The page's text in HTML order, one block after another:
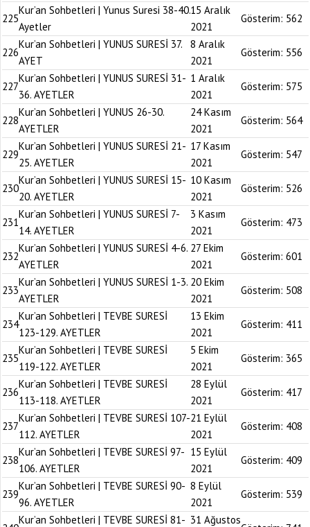
225
Kur’an Sohbetleri | Yunus Suresi 38-40.
Ayetler
15 Aralık
2021
Gösterim: 562
226
Kur’an Sohbetleri | YUNUS SURESİ 37.
AYET
8 Aralık
2021
Gösterim: 556
227
Kur’an Sohbetleri | YUNUS SURESİ 31-
36. AYETLER
1 Aralık
2021
Gösterim: 575
228
Kur’an Sohbetleri | YUNUS 26-30.
AYETLER
24 Kasım
2021
Gösterim: 564
229
Kur’an Sohbetleri | YUNUS SURESİ 21-
25. AYETLER
17 Kasım
2021
Gösterim: 547
230
Kur’an Sohbetleri | YUNUS SURESİ 15-
20. AYETLER
10 Kasım
2021
Gösterim: 526
231
Kur’an Sohbetleri | YUNUS SURESİ 7-
14. AYETLER
3 Kasım
2021
Gösterim: 473
232
Kur’an Sohbetleri | YUNUS SURESİ 4-6.
AYETLER
27 Ekim
2021
Gösterim: 601
233
Kur’an Sohbetleri | YUNUS SURESİ 1-3.
AYETLER
20 Ekim
2021
Gösterim: 508
234
Kur’an Sohbetleri | TEVBE SURESİ
123-129. AYETLER
13 Ekim
2021
Gösterim: 411
235
Kur’an Sohbetleri | TEVBE SURESİ
119-122. AYETLER
5 Ekim
2021
Gösterim: 365
236
Kur’an Sohbetleri | TEVBE SURESİ
113-118. AYETLER
28 Eylül
2021
Gösterim: 417
237
Kur’an Sohbetleri | TEVBE SURESİ 107-
112. AYETLER
21 Eylül
2021
Gösterim: 408
238
Kur’an Sohbetleri | TEVBE SURESİ 97-
106. AYETLER
15 Eylül
2021
Gösterim: 409
239
Kur’an Sohbetleri | TEVBE SURESİ 90-
96. AYETLER
8 Eylül
2021
Gösterim: 539
Kur’an Sohbetleri | TEVBE SURESİ 81- 31 Ağustos